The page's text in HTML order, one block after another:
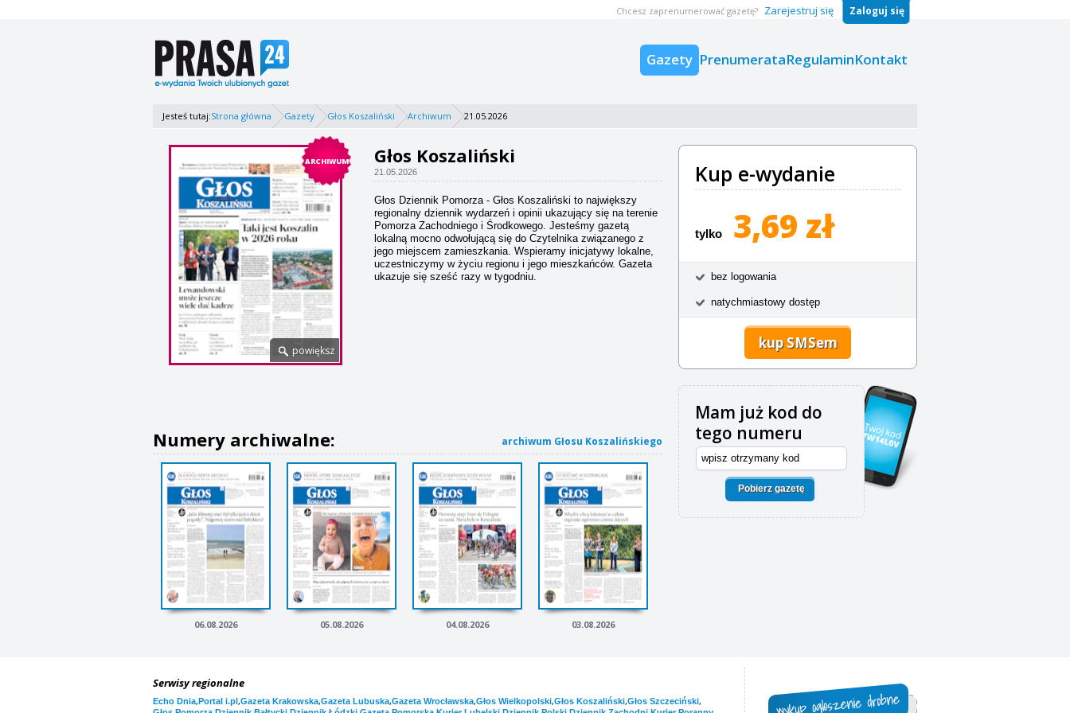
Gazety PrenumerataRegulaminKontakt
Chcesz zaprenumerować gazetę? Zarejestruj się Zaloguj się
Jesteś tutaj:Strona główna Gazety Głos Koszaliński Archiwum 21.05.2026
ARCHIWUM
powiększ
Głos Koszaliński
21.05.2026
Głos Dziennik Pomorza - Głos Koszaliński to największy
regionalny dziennik wydarzeń i opinii ukazujący się na terenie
Pomorza Zachodniego i Środkowego. Jesteśmy gazetą
lokalną mocno odwołującą się do Czytelnika związanego z
jego miejscem zamieszkania. Wspieramy inicjatywy lokalne,
uczestniczymy w życiu regionu i jego mieszkańców. Gazeta
ukazuje się sześć razy w tygodniu.
Kup e-wydanie
tylko 3,69 zł
bez logowania
natychmiastowy dostęp
kup SMSem
Mam już kod do
tego numeru
Pobierz gazetę
Numery archiwalne: archiwum Głosu Koszalińskiego
06.08.2026 05.08.2026 04.08.2026 03.08.2026
Serwisy regionalne
Echo Dnia,Portal i.pl,Gazeta Krakowska,Gazeta Lubuska,Gazeta Wrocławska,Głos Wielkopolski,Głos Koszaliński,Głos Szczeciński,